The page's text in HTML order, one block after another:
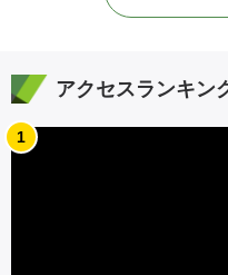
アクセスランキン
1